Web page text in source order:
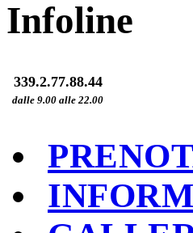
Infoline
339.2.77.88.44
dalle 9.00 alle 22.00